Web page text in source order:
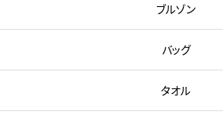
ブルゾン
バッグ
タオル